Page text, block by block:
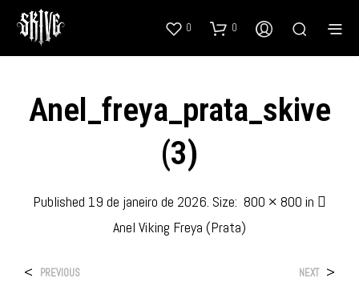
0 0
Anel_freya_prata_skive
(3)
Published 19 de janeiro de 2026. Size: 800 × 800 in
Anel Viking Freya (Prata)
< PREVIOUS NEXT >